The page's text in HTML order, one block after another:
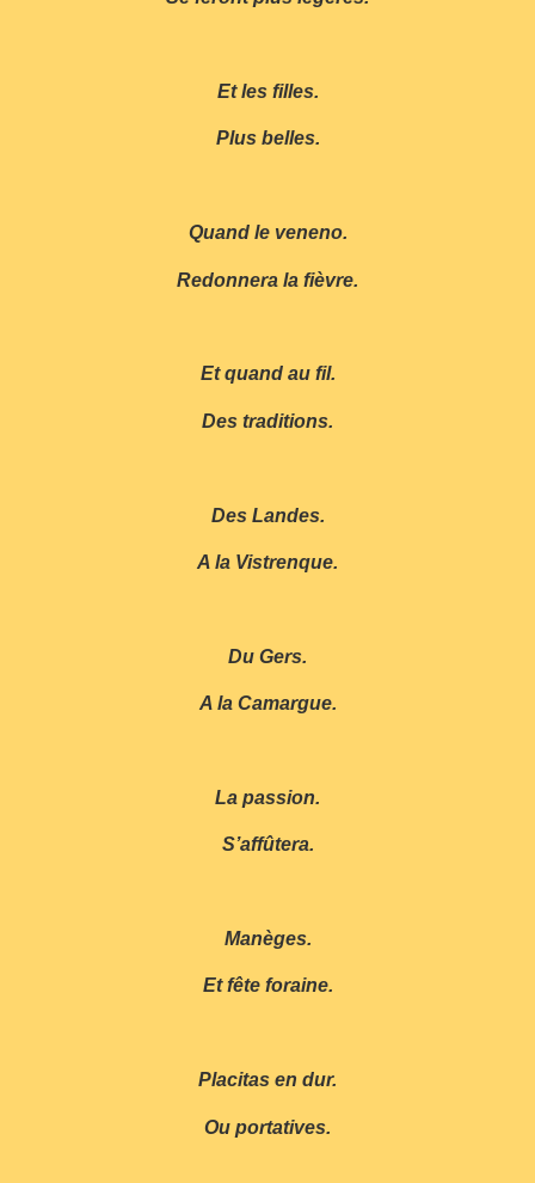
Et les filles.
Plus belles.
Quand le veneno.
Redonnera la fièvre.
Et quand au fil.
Des traditions.
Des Landes.
A la Vistrenque.
Du Gers.
A la Camargue.
La passion.
S’affûtera.
Manèges.
Et fête foraine.
Placitas en dur.
Ou portatives.